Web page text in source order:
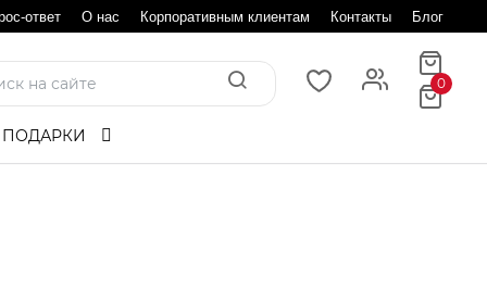
ответ О нас Корпоративным клиентам Контакты Блог
0